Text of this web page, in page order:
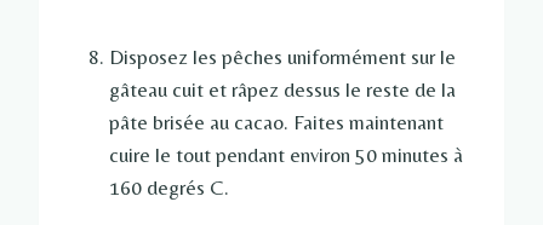
Disposez les pêches uniformément sur le
gâteau cuit et râpez dessus le reste de la
pâte brisée au cacao. Faites maintenant
cuire le tout pendant environ 50 minutes à
160 degrés C.